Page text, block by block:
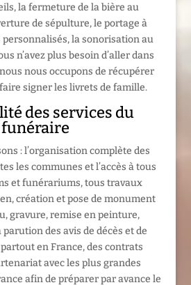
la fermeture de la bière au
de sépulture, le portage à
personnalisés, la sonorisation au
n’avez plus besoin d’aller dans
nous occupons de récupérer
signer les livrets de famille.
des services du
funéraire
: l’organisation complète des
les communes et l’accès à tous
et funérariums, tous travaux
création et pose de monument
gravure, remise en peinture,
des avis de décès et de
en France, des contrats
avec les plus grandes
afin de préparer par avance le